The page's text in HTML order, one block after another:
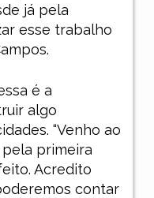
já pela
esse trabalho
é a
algo
“Venho ao
primeira
Acredito
contar